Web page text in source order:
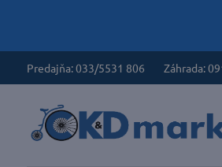
Predajňa: 033/5531 806 Záhrada: